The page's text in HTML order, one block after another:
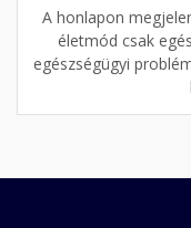
A honlapon
életmód csak
egészségügyi